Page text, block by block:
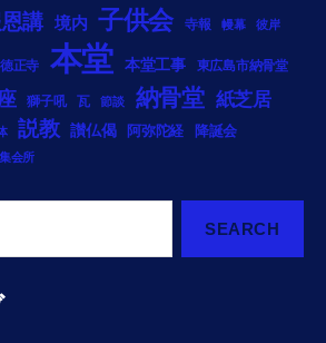
講 境内 子供会 寺報 幔幕 彼岸
徳正寺 本堂 本堂工事 東広島市納骨堂
獅子吼 瓦 節談 納骨堂 紙芝居
説教 讃仏偈 阿弥陀経 降誕会
集会所